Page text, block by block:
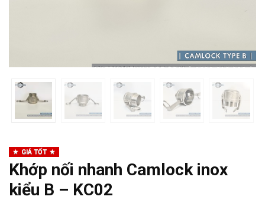
GIÁ TỐT
Khớp nối nhanh Camlock inox
kiểu B – KC02